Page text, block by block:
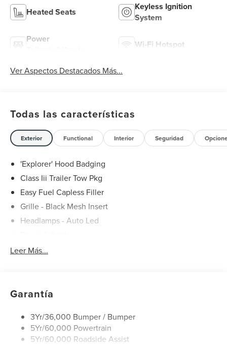
Heated Seats
Keyless Ignition
System
Power
Wi-Fi Hotspot
Ver Aspectos Destacados Más...
Todas las características
Exterior Functional Interior Seguridad
'Explorer' Hood Badging
Class Iii Trailer Tow Pkg
Easy Fuel Capless Filler
Grille - Black Mesh Insert
Headlamps - Auto Led
Privacy Glass - Rear Doors
Trailer Sway Control
Variable Interval Wipers
Leer Más...
Garantía
3Yr/36,000 Bumper / Bumper
5Yr/60,000 Powertrain
5Yr/60,000 Roadside Assist